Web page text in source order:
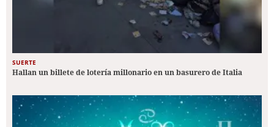
SUERTE
Hallan un billete de lotería millonario en un basurero de Italia